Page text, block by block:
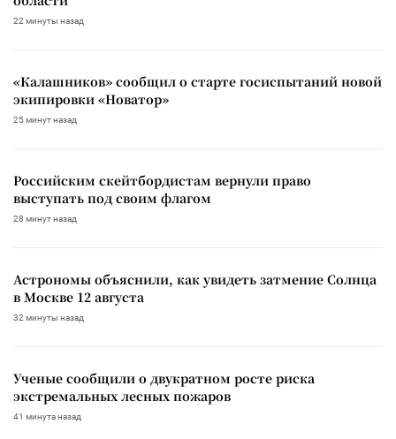
22 минуты назад
«Калашников» сообщил о старте госиспытаний новой
экипировки «Новатор»
25 минут назад
Российским скейтбордистам вернули право
выступать под своим флагом
28 минут назад
Астрономы объяснили, как увидеть затмение Солнца
в Москве 12 августа
32 минуты назад
Ученые сообщили о двукратном росте риска
экстремальных лесных пожаров
41 минута назад